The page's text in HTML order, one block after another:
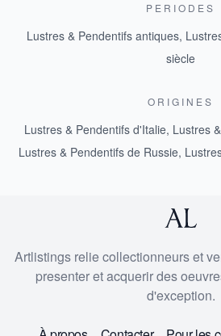
PERIODES
Lustres & Pendentifs antiques,
siècle
ORIGINES
Lustres & Pendentifs d'Italie, Lustres
Lustres & Pendentifs de Russie,
Artlistings relie collectionneurs et
presenter et acquerir des
d'exception.